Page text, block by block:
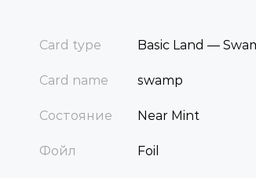
Card type Basic Land —
Card name swamp
Состояние Near Mint
Фойл Foil